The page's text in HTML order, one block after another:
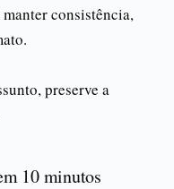
consistência,
preserve a
10 minutos